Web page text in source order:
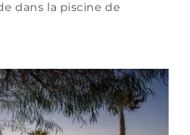
dans la piscine de